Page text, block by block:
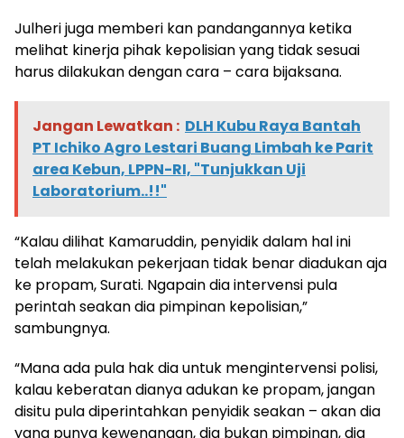
Julheri juga memberi kan pandangannya ketika
melihat kinerja pihak kepolisian yang tidak sesuai
harus dilakukan dengan cara – cara bijaksana.
Jangan Lewatkan : DLH Kubu Raya Bantah
PT Ichiko Agro Lestari Buang Limbah ke Parit
area Kebun, LPPN-RI, "Tunjukkan Uji
Laboratorium..!!"
“Kalau dilihat Kamaruddin, penyidik dalam hal ini
telah melakukan pekerjaan tidak benar diadukan aja
ke propam, Surati. Ngapain dia intervensi pula
perintah seakan dia pimpinan kepolisian,”
sambungnya.
“Mana ada pula hak dia untuk mengintervensi polisi,
kalau keberatan dianya adukan ke propam, jangan
disitu pula diperintahkan penyidik seakan – akan dia
yang punya kewenangan, dia bukan pimpinan, dia